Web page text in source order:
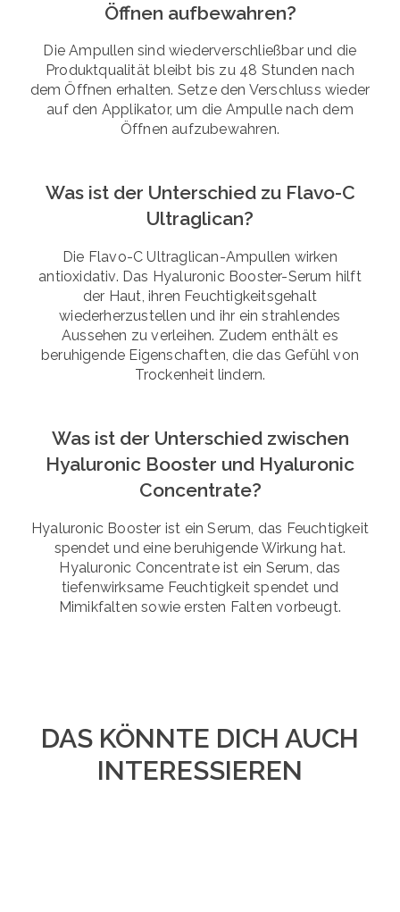
Öffnen aufbewahren?
Die Ampullen sind wiederverschließbar und die
Produktqualität bleibt bis zu 48 Stunden nach
dem Öffnen erhalten. Setze den Verschluss wieder
auf den Applikator, um die Ampulle nach dem
Öffnen aufzubewahren.
Was ist der Unterschied zu Flavo-C
Ultraglican?
Die Flavo-C Ultraglican-Ampullen wirken
antioxidativ. Das Hyaluronic Booster-Serum hilft
der Haut, ihren Feuchtigkeitsgehalt
wiederherzustellen und ihr ein strahlendes
Aussehen zu verleihen. Zudem enthält es
beruhigende Eigenschaften, die das Gefühl von
Trockenheit lindern.
Was ist der Unterschied zwischen
Hyaluronic Booster und Hyaluronic
Concentrate?
Hyaluronic Booster ist ein Serum, das Feuchtigkeit
spendet und eine beruhigende Wirkung hat.
Hyaluronic Concentrate ist ein Serum, das
tiefenwirksame Feuchtigkeit spendet und
Mimikfalten sowie ersten Falten vorbeugt.
DAS KÖNNTE DICH AUCH
INTERESSIEREN